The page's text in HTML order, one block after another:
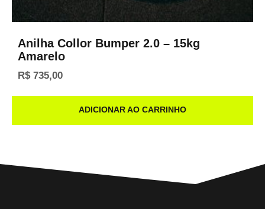
Anilha Collor Bumper 2.0 – 15kg
Amarelo
R$735,00
ADICIONAR AO CARRINHO